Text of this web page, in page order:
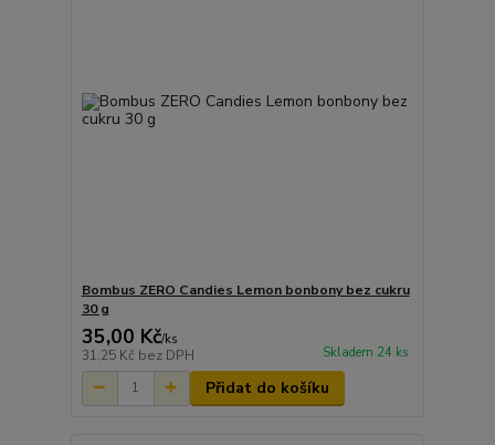
Bombus ZERO Candies Lemon bonbony bez cukru
30 g
35,00 Kč/ks
31,25 Kč bez DPH Skladem 24 ks
Přidat do košíku